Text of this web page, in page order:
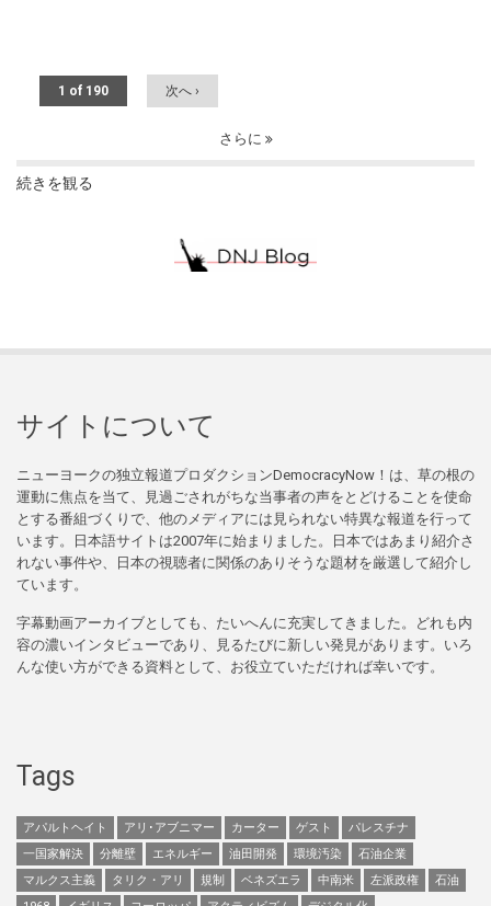
1 of 190 次へ ›
さらに
続きを観る
サイトについて
ニューヨークの独立報道プロダクションDemocracyNow！は、草の根の
運動に焦点を当て、見過ごされがちな当事者の声をとどけることを使命
とする番組づくりで、他のメディアには見られない特異な報道を行って
います。日本語サイトは2007年に始まりました。日本ではあまり紹介さ
れない事件や、日本の視聴者に関係のありそうな題材を厳選して紹介し
ています。
字幕動画アーカイブとしても、たいへんに充実してきました。どれも内
容の濃いインタビューであり、見るたびに新しい発見があります。いろ
んな使い方ができる資料として、お役立ていただければ幸いです。
Tags
アパルトヘイト アリ･アブニマー カーター ゲスト
パレスチナ
一国家解決
分離壁 エネルギー 油田開発 環境汚染
石油企業
マルクス主義
タリク・アリ 規制 ベネズエラ 中南米 左派政権
石油